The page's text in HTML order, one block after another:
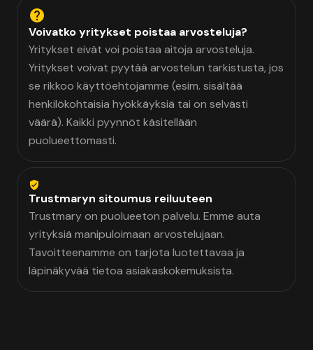
Voivatko yritykset poistaa arvosteluja?
Yritykset eivät voi poistaa aitoja arvosteluja.
Yritykset voivat pyytää arvostelun tarkistusta, jos
se rikkoo käyttöehtojamme (esim. sisältää
henkilökohtaisia hyökkäyksiä tai on selvästi
väärä). Kaikki pyynnöt käsitellään
puolueettomasti.
Trustmaryn sitoumus reiluuteen
Trustmary on puolueeton palvelu. Emme auta
yrityksiä manipuloimaan arvostelujaan.
Tavoitteenamme on tarjota luotettavaa ja
läpinäkyvää tietoa asiakaskokemuksista.